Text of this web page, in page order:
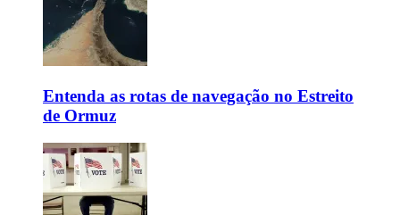
Entenda as rotas de navegação no Estreito
de Ormuz